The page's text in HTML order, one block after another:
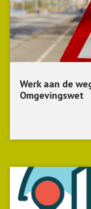
Werk aan de
Omgevingswet